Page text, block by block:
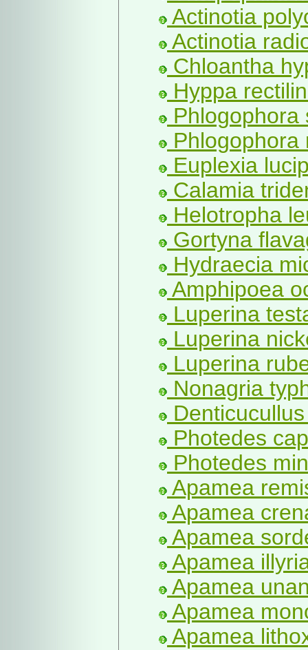
Actinotia
Actinotia
Chloantha
Hyppa
Phlogophora
Phlogophora
Euplexia
Calamia
Helotropha
Gortyna
Hydraecia
Amphipoea
Luperina
Luperina
Luperina
Nonagria
Photedes
Photedes
Apamea
Apamea
Apamea
Apamea
Apamea
Apamea
Apamea